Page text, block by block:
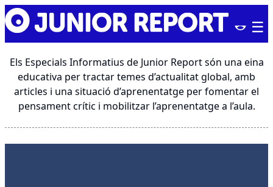
Skip
to
content
Junior
Report
Els Especials Informatius de Junior Report són una eina
educativa per tractar temes d’actualitat global, amb
articles i una situació d’aprenentatge per fomentar el
pensament crític i mobilitzar l’aprenentatge a l’aula.